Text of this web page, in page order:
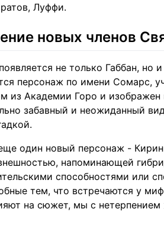
Луффи.
новых членов
не только Габбан,
персонаж по имени Сомарс,
из Академии Горо и
забавный и неожиданный
один новый персонаж -
напоминающей
способностями или
тем, что встречаются у
на сюжет, мы с